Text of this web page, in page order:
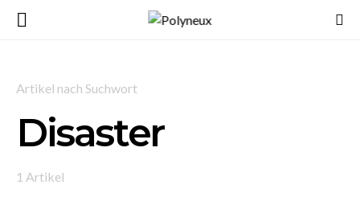
Artikel nach Suchwort
Disaster
1 Artikel